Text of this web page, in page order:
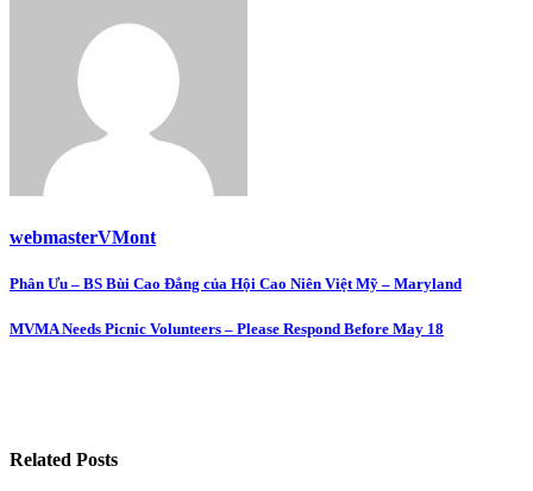
webmasterVMont
Post
navigation
Phân Ưu – BS Bùi Cao Đẳng của Hội Cao Niên Việt Mỹ – Maryland
MVMA Needs Picnic Volunteers – Please Respond Before May 18
Related Posts